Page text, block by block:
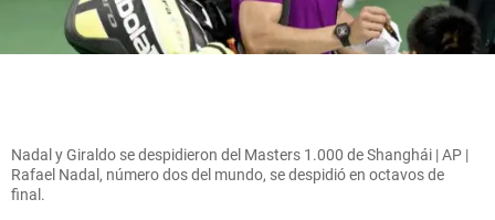
Nadal y Giraldo se despidieron del Masters 1.000 de Shanghái | AP |
Rafael Nadal, número dos del mundo, se despidió en octavos de
final.